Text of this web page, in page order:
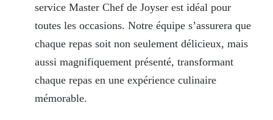
service Master Chef de Joyser est idéal pour
toutes les occasions. Notre équipe s’assurera que
chaque repas soit non seulement délicieux, mais
aussi magnifiquement présenté, transformant
chaque repas en une expérience culinaire
mémorable.